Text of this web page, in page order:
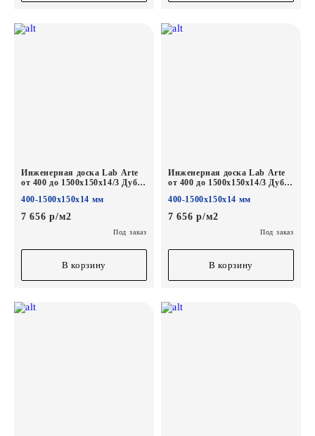
Инженерная доска Lab Arte
от 400 до 1500х150х14/3 Дуб
400-1500х150х14 мм
7 656 р/м2
Под заказ
В корзину
Инженерная доска Lab Arte
от 400 до 1500х150х14/3 Дуб
400-1500х150х14 мм
7 656 р/м2
Под заказ
В корзину